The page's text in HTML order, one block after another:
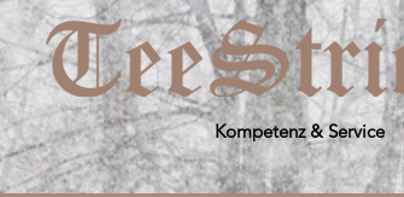
Kompetenz & Service